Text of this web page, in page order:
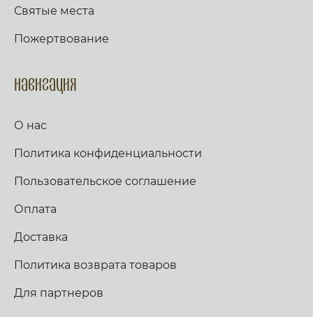
Благодатным огнем.
товаров, освященных на камне Миропомазания.
Святые места
Пожертвование
Навигация
О нас
Политика конфиденциальности
Пользовательское соглашение
Оплата
Доставка
Политика возврата товаров
Для партнеров